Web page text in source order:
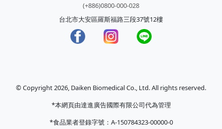
(+886)0800-000-028
台北市大安區羅斯福路三段37號12樓
© Copyright 2026, Daiken Biomedical Co., Ltd. All rights reserved.
*本網頁由達進廣告國際有限公司代為管理
*食品業者登錄字號：A-150784323-00000-0